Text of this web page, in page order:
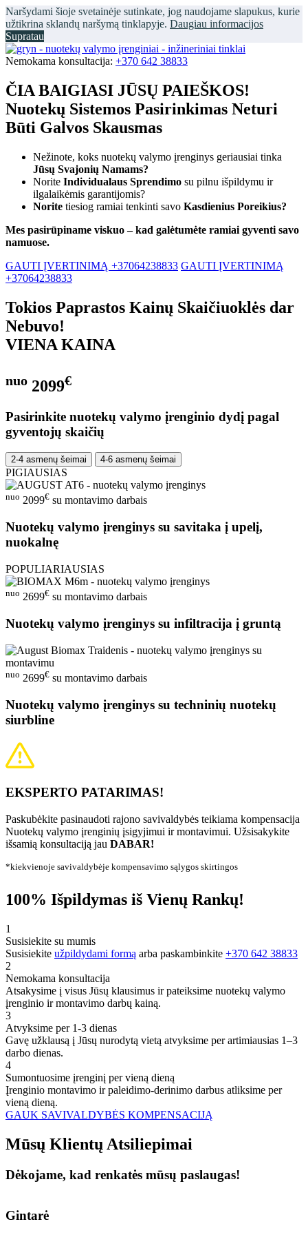
Naršydami šioje svetainėje sutinkate, jog naudojame slapukus, kurie
užtikrina sklandų naršymą tinklapyje. Daugiau informacijos
Supratau
Nemokama konsultacija: +370 642 38833
ČIA BAIGIASI JŪSŲ PAIEŠKOS!
Nuotekų Sistemos Pasirinkimas Neturi
Būti Galvos Skausmas
Nežinote, koks nuotekų valymo įrenginys geriausiai tinka
Jūsų Svajonių Namams?
Norite Individualaus Sprendimo su pilnu išpildymu ir
ilgalaikėmis garantijomis?
Norite tiesiog ramiai tenkinti savo Kasdienius Poreikius?
Mes pasirūpiname viskuo – kad galėtumėte ramiai gyventi savo
namuose.
GAUTI ĮVERTINIMĄ +37064238833 GAUTI ĮVERTINIMĄ
+37064238833
Tokios Paprastos Kainų Skaičiuoklės dar
Nebuvo!
VIENA KAINA
nuo 2099€
Pasirinkite nuotekų valymo įrenginio dydį pagal
gyventojų skaičių
2-4 asmenų šeimai 4-6 asmenų šeimai
PIGIAUSIAS
nuo 2099€ su montavimo darbais
Nuotekų valymo įrenginys su savitaka į upelį,
nuokalnę
POPULIARIAUSIAS
nuo 2699€ su montavimo darbais
Nuotekų valymo įrenginys su infiltracija į gruntą
nuo 2699€ su montavimo darbais
Nuotekų valymo įrenginys su techninių nuotekų
siurbline
EKSPERTO PATARIMAS!
Paskubėkite pasinaudoti rajono savivaldybės teikiama kompensacija
Nuotekų valymo įrenginių įsigyjimui ir montavimui. Užsisakykite
išsamią konsultaciją jau DABAR!
*kiekvienoje savivaldybėje kompensavimo sąlygos skirtingos
100% Išpildymas iš Vienų Rankų!
1
Susisiekite su mumis
Susisiekite užpildydami formą arba paskambinkite +370 642 38833
2
Nemokama konsultacija
Atsakysime į visus Jūsų klausimus ir pateiksime nuotekų valymo
įrenginio ir montavimo darbų kainą.
3
Atvyksime per 1-3 dienas
Gavę užklausą į Jūsų nurodytą vietą atvyksime per artimiausias 1–3
darbo dienas.
4
Sumontuosime įrenginį per vieną dieną
Įrenginio montavimo ir paleidimo-derinimo darbus atliksime per
vieną dieną.
GAUK SAVIVALDYBĖS KOMPENSACIJĄ
Mūsų Klientų Atsiliepimai
Dėkojame, kad renkatės mūsų paslaugas!
Gintarė